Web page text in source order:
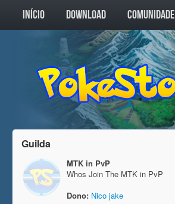
INÍCIO DOWNLOAD COMUNIDADE
Guilda
MTK in PvP
Whos Join The MTK in PvP
Dono: Nico jake